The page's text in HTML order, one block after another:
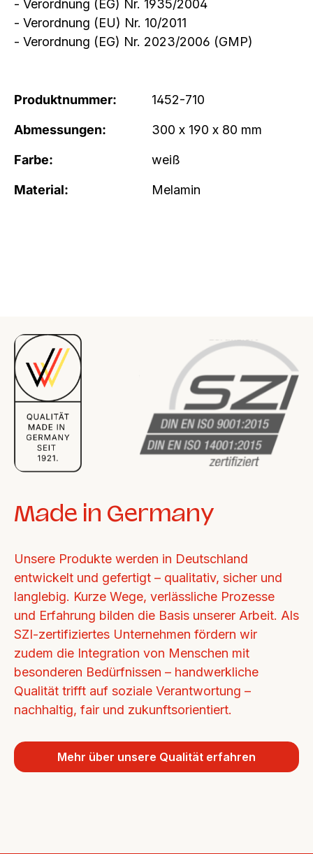
- Verordnung (EG) Nr. 1935/2004
- Verordnung (EU) Nr. 10/2011
- Verordnung (EG) Nr. 2023/2006 (GMP)
Produktnummer: 1452-710
Abmessungen: 300 x 190 x 80 mm
Farbe: weiß
Material: Melamin
Made in Germany
Unsere Produkte werden in Deutschland
entwickelt und gefertigt – qualitativ, sicher und
langlebig. Kurze Wege, verlässliche Prozesse
und Erfahrung bilden die Basis unserer Arbeit. Als
SZI-zertifiziertes Unternehmen fördern wir
zudem die Integration von Menschen mit
besonderen Bedürfnissen – handwerkliche
Qualität trifft auf soziale Verantwortung –
nachhaltig, fair und zukunftsorientiert.
Mehr über unsere Qualität erfahren